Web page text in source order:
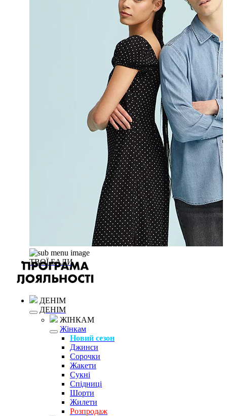
ТВОЇ БАЛИ
ДЕНІМ
ДЕНІМ
ЖІНКАМ
Жінкам
Новий сезон
Джинси
Сорочки
Жакети
Сукні
Спідниці
Шорти
Жилети
Розпродаж